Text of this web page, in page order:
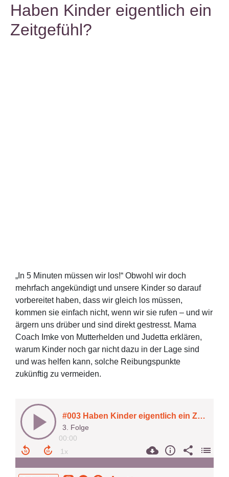
Haben Kinder eigentlich ein
Zeitgefühl?
„In 5 Minuten müssen wir los!“ Obwohl wir doch
mehrfach angekündigt und unsere Kinder so darauf
vorbereitet haben, dass wir gleich los müssen,
kommen sie einfach nicht, wenn wir sie rufen – und wir
ärgern uns drüber und sind direkt gestresst. Mama
Coach Imke von Mutterhelden und Judetta erklären,
warum Kinder noch gar nicht dazu in der Lage sind
und was helfen kann, solche Reibungspunkte
zukünftig zu vermeiden.